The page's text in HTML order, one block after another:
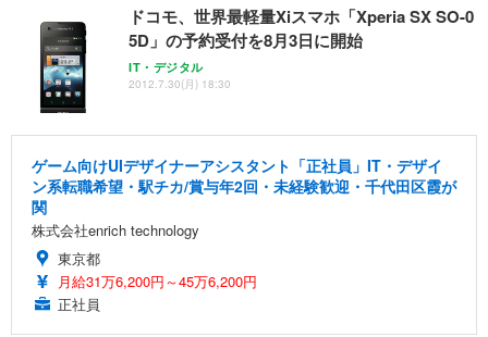
ドコモ、世界最軽量Xiスマホ「Xperia SX SO-0
5D」の予約受付を8月3日に開始
IT・デジタル
2012.7.30(月) 18:30
ゲーム向けUIデザイナーアシスタント「正社員」IT・デザイ
ン系転職希望・駅チカ/賞与年2回・未経験歓迎・千代田区霞が
関
株式会社enrich technology
東京都
月給31万6,200円～45万6,200円
正社員